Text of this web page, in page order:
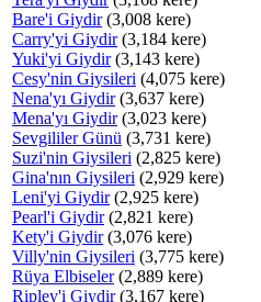
Bare'i Giydir(3,008 kere)
Carry'yi Giydir(3,184 kere)
Yuki'yi Giydir(3,143 kere)
Cesy'nin Giysileri (4,075 kere)
Nena'yı Giydir(3,637 kere)
Mena'yı Giydir(3,023 kere)
Sevgililer Günü (3,731 kere)
Suzi'nin Giysileri (2,825 kere)
Gina'nın Giysileri (2,929 kere)
Leni'yi Giydir(2,925 kere)
Pearl'i Giydir(2,821 kere)
Kety'i Giydir(3,076 kere)
Villy'nin Giysileri (3,775 kere)
Rüya Elbiseler(2,889 kere)
Ripley'i Giydir(3,167 kere)